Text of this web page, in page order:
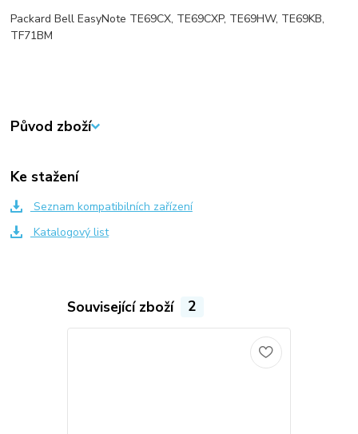
Packard Bell EasyNote TE69CX, TE69CXP, TE69HW, TE69KB,
TF71BM
Původ zboží
Ke stažení
Seznam kompatibilních zařízení
Katalogový list
Související zboží 2